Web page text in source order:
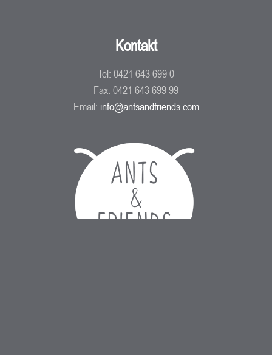
Kontakt
Tel: 0421 643 699 0
Fax: 0421 643 699 99
Email: info@antsandfriends.com